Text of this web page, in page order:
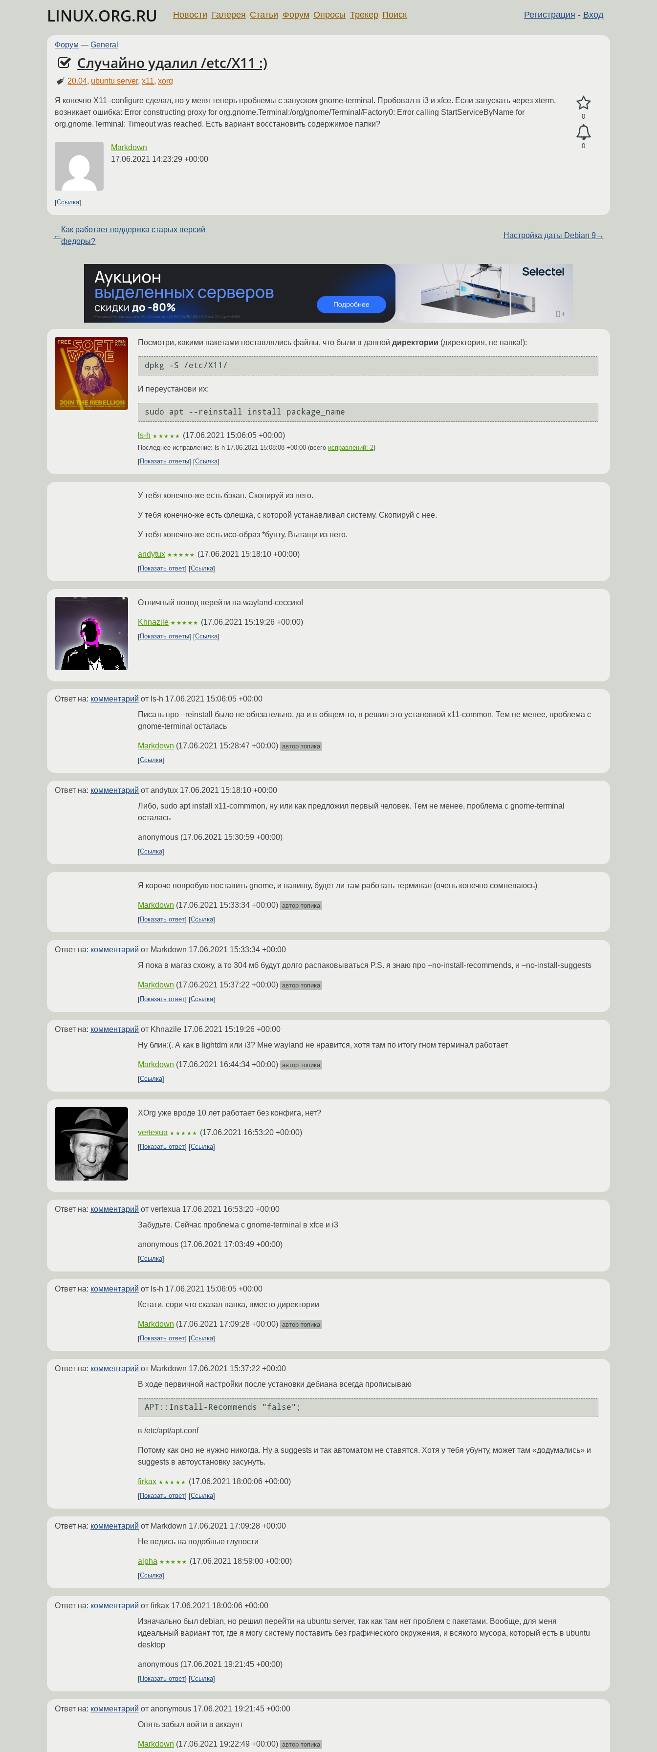
LINUX.ORG.RU Регистрация - Вход
Новости Галерея Статьи Форум Опросы Трекер Поиск
Форум — General
Случайно удалил /etc/X11 :)
20.04, ubuntu server,x11,xorg
0
0
Я конечно X11 -configure сделал, но у меня теперь проблемы с запуском gnome-terminal. Пробовал в i3 и xfce. Если запускать через xterm,
возникает ошибка: Error constructing proxy for org.gnome.Terminal:/org/gnome/Terminal/Factory0: Error calling StartServiceByName for
org.gnome.Terminal: Timeout was reached. Есть вариант восстановить содержимое папки?
Markdown
17.06.2021 14:23:29 +00:00
Ссылка
←
Как работает поддержка старых версий
федоры?
Настройка даты Debian 9 →
Посмотри, какими пакетами поставлялись файлы, что были в данной директории (директория, не папка!):
dpkg -S /etc/X11/
И переустанови их:
sudo apt --reinstall install package_name
ls-h ★★★★★ (17.06.2021 15:06:05 +00:00)
Последнее исправление: ls-h 17.06.2021 15:08:08 +00:00 (всего исправлений: 2)
Показать ответы
Ссылка
У тебя конечно-же есть бэкап. Скопируй из него.
У тебя конечно-же есть флешка, с которой устанавливал систему. Скопируй с нее.
У тебя конечно-же есть исо-образ *бунту. Вытащи из него.
andytux ★★★★★ (17.06.2021 15:18:10 +00:00)
Показать ответ Ссылка
Отличный повод перейти на wayland-сессию!
Khnazile ★★★★★ (17.06.2021 15:19:26 +00:00)
Показать ответы Ссылка
Ответ на: комментарий от ls-h 17.06.2021 15:06:05 +00:00
Писать про –reinstall было не обязательно, да и в общем-то, я решил это установкой x11-common. Тем не менее, проблема с
gnome-terminal осталась
Markdown (17.06.2021 15:28:47 +00:00) автор топика
Ссылка
Ответ на: комментарий от andytux 17.06.2021 15:18:10 +00:00
Либо, sudo apt install x11-commmon, ну или как предложил первый человек. Тем не менее, проблема с gnome-terminal
осталась
anonymous (17.06.2021 15:30:59 +00:00)
Ссылка
Я короче попробую поставить gnome, и напишу, будет ли там работать терминал (очень конечно сомневаюсь)
Markdown (17.06.2021 15:33:34 +00:00) автор топика
Показать ответ
Ссылка
Ответ на: комментарий от Markdown 17.06.2021 15:33:34 +00:00
Я пока в магаз схожу, а то 304 мб будут долго распаковываться P.S. я знаю про –no-install-recommends, и –no-install-suggests
Markdown (17.06.2021 15:37:22 +00:00) автор топика
Показать ответ
Ссылка
Ответ на: комментарий от Khnazile 17.06.2021 15:19:26 +00:00
Ну блин:(. А как в lightdm или i3? Мне wayland не нравится, хотя там по итогу гном терминал работает
Markdown (17.06.2021 16:44:34 +00:00) автор топика
Ссылка
XOrg уже вроде 10 лет работает без конфига, нет?
vertexua ★★★★★ (17.06.2021 16:53:20 +00:00)
Показать ответ Ссылка
Ответ на: комментарий от vertexua 17.06.2021 16:53:20 +00:00
Забудьте. Сейчас проблема с gnome-terminal в xfce и i3
anonymous (17.06.2021 17:03:49 +00:00)
Ссылка
Ответ на: комментарий от ls-h 17.06.2021 15:06:05 +00:00
Кстати, сори что сказал папка, вместо директории
Markdown (17.06.2021 17:09:28 +00:00) автор топика
Показать ответ
Ссылка
Ответ на: комментарий от Markdown 17.06.2021 15:37:22 +00:00
В ходе первичной настройки после установки дебиана всегда прописываю
в /etc/apt/apt.conf
Потому как оно не нужно никогда. Ну а suggests и так автоматом не ставятся. Хотя у тебя убунту, может там «додумались» и
suggests в автоустановку засунуть.
firkax ★★★★★ (17.06.2021 18:00:06 +00:00)
Показать ответ Ссылка
Ответ на: комментарий от Markdown 17.06.2021 17:09:28 +00:00
Не ведись на подобные глупости
alpha ★★★★★ (17.06.2021 18:59:00 +00:00)
Ссылка
Ответ на: комментарий от firkax 17.06.2021 18:00:06 +00:00
Изначально был debian, но решил перейти на ubuntu server, так как там нет проблем с пакетами. Вообще, для меня
идеальный вариант тот, где я могу систему поставить без графического окружения, и всякого мусора, который есть в ubuntu
desktop
anonymous (17.06.2021 19:21:45 +00:00)
Показать ответ Ссылка
Ответ на: комментарий от anonymous 17.06.2021 19:21:45 +00:00
Опять забыл войти в аккаунт
Markdown (17.06.2021 19:22:49 +00:00) автор топика